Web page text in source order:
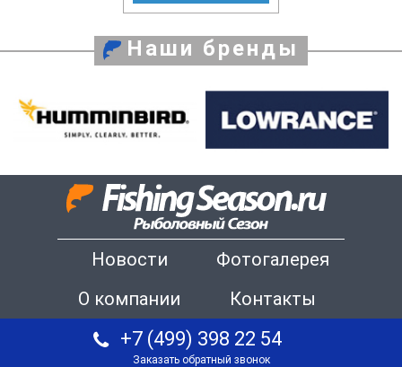
Наши бренды
Новости
Фотогалерея
О компании
Контакты
+7 (499) 398 22 54
Заказать обратный звонок